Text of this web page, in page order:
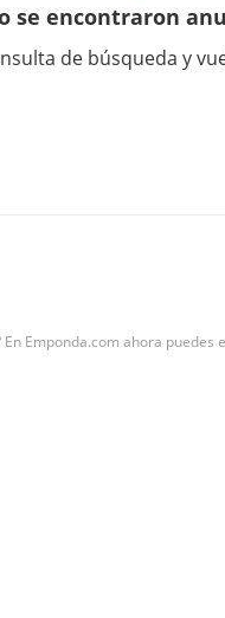
se encontraron
de búsqueda y
Emponda.com ahora